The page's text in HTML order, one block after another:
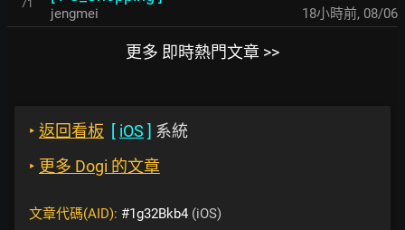
71
jengmei 18小時前, 08/06
更多 即時熱門文章 >>
‣ 返回看板 [ iOS ] 系統
‣ 更多 Dogi 的文章
文章代碼(AID): #1g32Bkb4 (iOS)